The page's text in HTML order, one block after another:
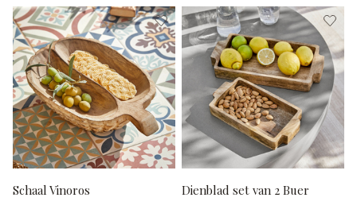
Schaal Vinoros Dienblad set van 2 Buer